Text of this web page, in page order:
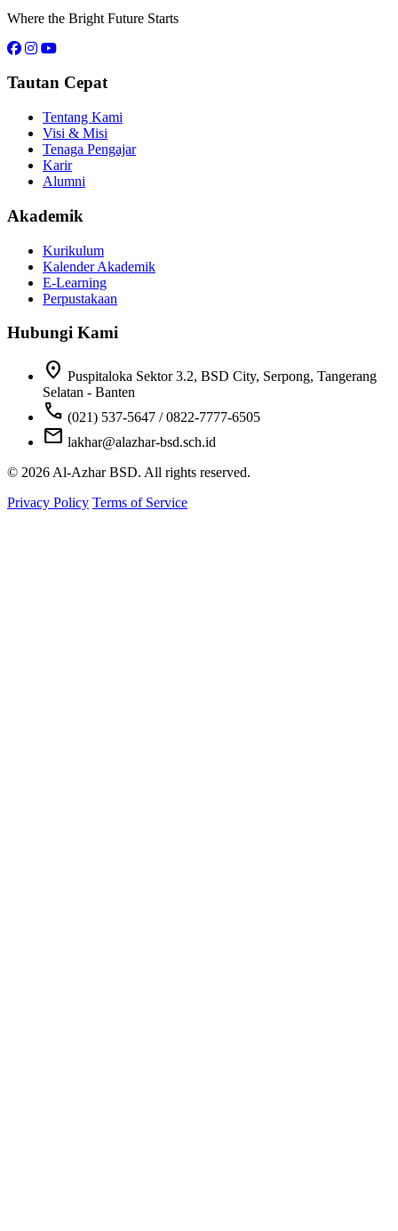
Where the Bright Future Starts
Tautan Cepat
Tentang Kami
Visi & Misi
Tenaga Pengajar
Karir
Alumni
Akademik
Kurikulum
Kalender Akademik
E-Learning
Perpustakaan
Hubungi Kami
location_on Puspitaloka Sektor 3.2, BSD City, Serpong, Tangerang
Selatan - Banten
call (021) 537-5647 / 0822-7777-6505
mail lakhar@alazhar-bsd.sch.id
© 2026 Al-Azhar BSD. All rights reserved.
Privacy Policy Terms of Service